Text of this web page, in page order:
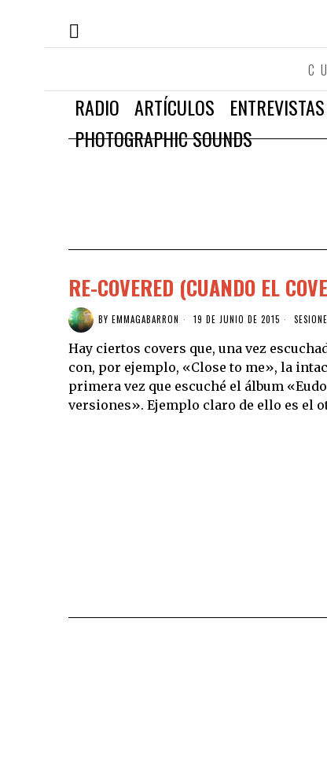
RADIO ARTÍCULOS ENTREVISTAS
PHOTOGRAPHIC SOUNDS
RE-COVERED (CUANDO EL
BY EMMAGABARRON 19 DE JUNIO DE 2015
Hay ciertos covers que, una vez
con, por ejemplo, «Close to me», la
primera vez que escuché el álbum
versiones». Ejemplo claro de ello es el